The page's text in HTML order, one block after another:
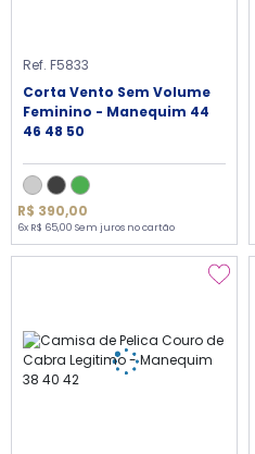
Ref. F5833
Corta Vento Sem Volume
Feminino - Manequim 44
46 48 50
R$ 390,00
6x R$ 65,00 Sem juros no cartão